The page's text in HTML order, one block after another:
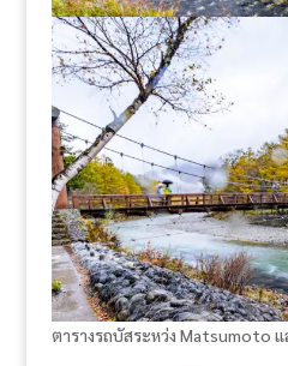
ตารางรถบัสระหว่ง Matsumoto แ